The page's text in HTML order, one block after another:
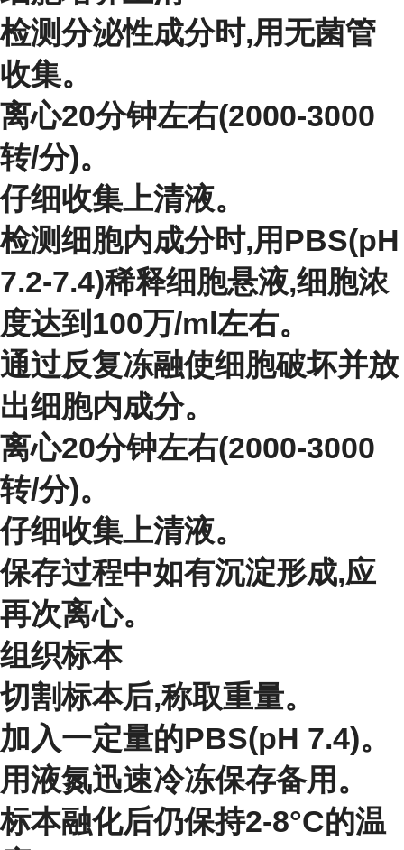
检测分泌性成分时,用无菌管
收集。
离心20分钟左右(2000-3000
转/分)。
仔细收集上清液。
检测细胞内成分时,用PBS(pH
7.2-7.4)稀释细胞悬液,细胞浓
度达到100万/ml左右。
通过反复冻融使细胞破坏并放
出细胞内成分。
离心20分钟左右(2000-3000
转/分)。
仔细收集上清液。
保存过程中如有沉淀形成,应
再次离心。
组织标本
切割标本后,称取重量。
加入一定量的PBS(pH 7.4)。
用液氮迅速冷冻保存备用。
标本融化后仍保持2-8°C的温